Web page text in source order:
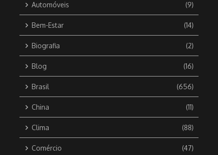
Automóveis (9)
Bem-Estar (14)
Biografia (2)
Blog (16)
Brasil (656)
China (11)
Clima (88)
Comércio (47)